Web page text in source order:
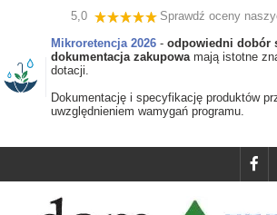
5,0
Sprawdź oceny
Mikroretencja 2026 - odpowiedni dobór
dokumentacja zakupowamają istotne
dotacji.
Dokumentację i specyfikację produktów
uwzględnieniem wamygań programu.